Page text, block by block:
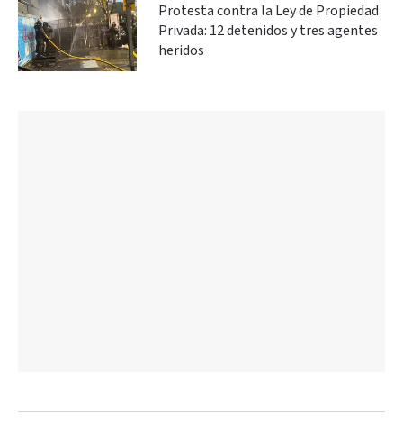
Protesta contra la Ley de Propiedad
Privada: 12 detenidos y tres agentes
heridos